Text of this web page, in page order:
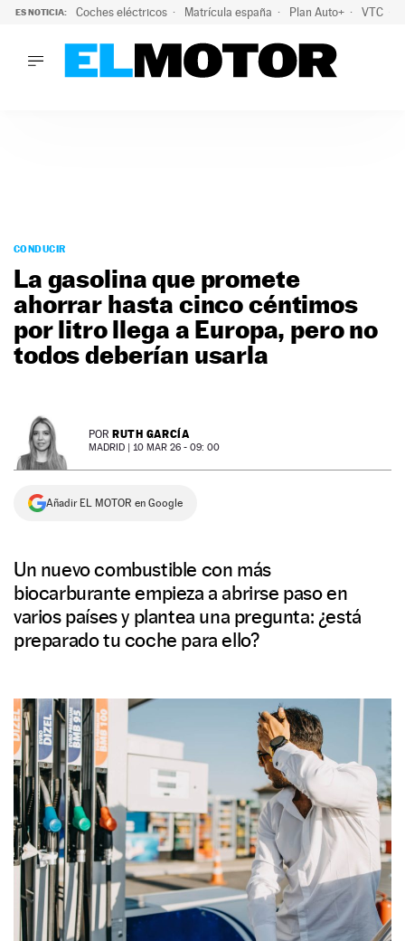
ES NOTICIA: Coches eléctricos Matrícula españa Plan Auto+ VTC
PODCAST
MOTOS
TECNOLOGÍA
SUPERCOCHES
MOTORTV
NEWSLETTER
CONDUCIR
La gasolina que promete
ahorrar hasta cinco céntimos
por litro llega a Europa, pero no
todos deberían usarla
POR RUTH GARCÍA
MADRID | 10 MAR 26 - 09: 00
Añadir EL MOTOR en Google
Un nuevo combustible con más
biocarburante empieza a abrirse paso en
varios países y plantea una pregunta: ¿está
preparado tu coche para ello?